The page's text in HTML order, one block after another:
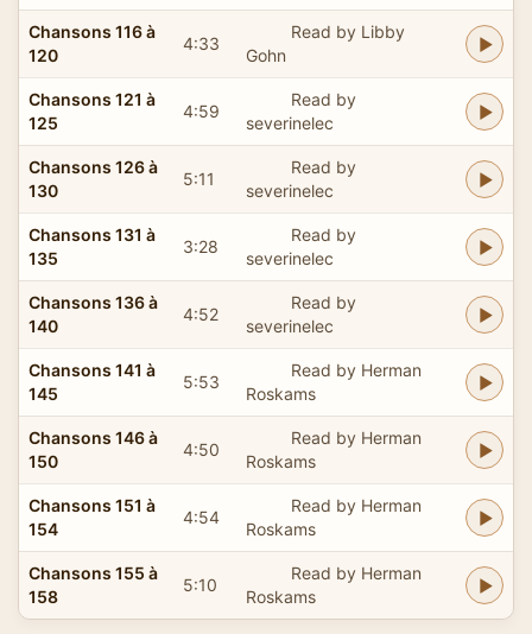
Chansons 116 à
120
4:33
Read by Libby
Gohn
Chansons 121 à
125
4:59
Read by
severinelec
Chansons 126 à
130
5:11
Read by
severinelec
Chansons 131 à
135
3:28
Read by
severinelec
Chansons 136 à
140
4:52
Read by
severinelec
Chansons 141 à
145
5:53
Read by Herman
Roskams
Chansons 146 à
150
4:50
Read by Herman
Roskams
Chansons 151 à
154
4:54
Read by Herman
Roskams
Chansons 155 à
158
5:10
Read by Herman
Roskams